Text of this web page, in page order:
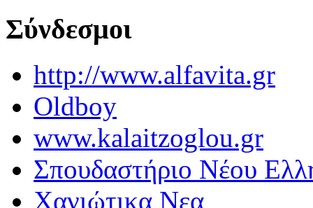
Σύνδεσμοι
http://www.alfavita.gr
Oldboy
www.kalaitzoglou.gr
Σπουδαστήριο Νέου
Χανιώτικα Νεα